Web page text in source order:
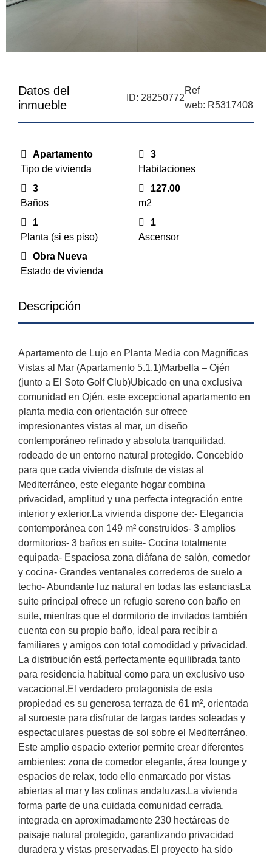
Datos del
inmueble
ID: 28250772
Ref
web: R5317408
Apartamento
Tipo de vivienda
3
Habitaciones
3
Baños
127.00
m2
1
Planta (si es piso)
1
Ascensor
Obra Nueva
Estado de vivienda
Descripción
Apartamento de Lujo en Planta Media con Magníficas
Vistas al Mar (Apartamento 5.1.1)Marbella – Ojén
(junto a El Soto Golf Club)Ubicado en una exclusiva
comunidad en Ojén, este excepcional apartamento en
planta media con orientación sur ofrece
impresionantes vistas al mar, un diseño
contemporáneo refinado y absoluta tranquilidad,
rodeado de un entorno natural protegido. Concebido
para que cada vivienda disfrute de vistas al
Mediterráneo, este elegante hogar combina
privacidad, amplitud y una perfecta integración entre
interior y exterior.La vivienda dispone de:- Elegancia
contemporánea con 149 m² construidos- 3 amplios
dormitorios- 3 baños en suite- Cocina totalmente
equipada- Espaciosa zona diáfana de salón, comedor
y cocina- Grandes ventanales correderos de suelo a
techo- Abundante luz natural en todas las estanciasLa
suite principal ofrece un refugio sereno con baño en
suite, mientras que el dormitorio de invitados también
cuenta con su propio baño, ideal para recibir a
familiares y amigos con total comodidad y privacidad.
La distribución está perfectamente equilibrada tanto
para residencia habitual como para un exclusivo uso
vacacional.El verdadero protagonista de esta
propiedad es su generosa terraza de 61 m², orientada
al suroeste para disfrutar de largas tardes soleadas y
espectaculares puestas de sol sobre el Mediterráneo.
Este amplio espacio exterior permite crear diferentes
ambientes: zona de comedor elegante, área lounge y
espacios de relax, todo ello enmarcado por vistas
abiertas al mar y las colinas andaluzas.La vivienda
forma parte de una cuidada comunidad cerrada,
integrada en aproximadamente 230 hectáreas de
paisaje natural protegido, garantizando privacidad
duradera y vistas preservadas.El proyecto ha sido